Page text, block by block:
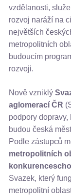
vzdělanosti,
rozvoj naráží na
největších
metropolitních
budoucím
rozvoji.
Nově vzniklý
aglomerací ČR
podpory
budou česká
Podle zástupců
metropolitních
Svazek, který
metropolitní